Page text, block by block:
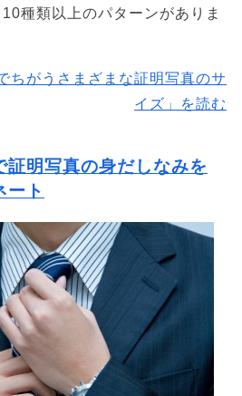
種類以上のパターンがありま
ちがうさまざまな証明写真のサ
イズ」を読む
証明写真の身だしなみを
ート